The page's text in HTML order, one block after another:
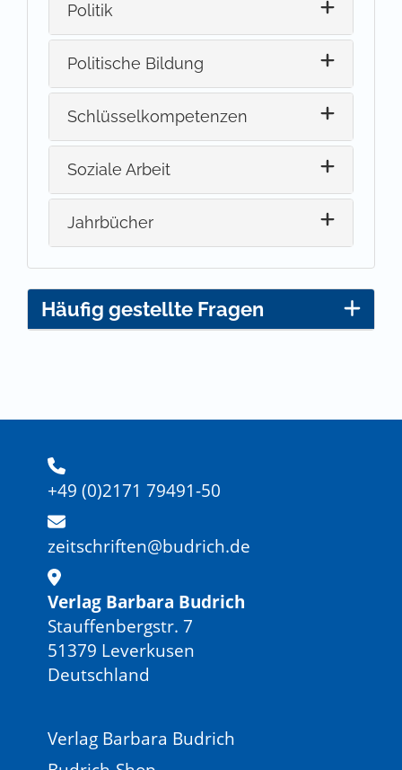
Politik
Politische Bildung
Schlüsselkompetenzen
Soziale Arbeit
Jahrbücher
Häufig gestellte Fragen
+49 (0)2171 79491-50
zeitschriften@budrich.de
Verlag Barbara Budrich
Stauffenbergstr. 7
51379 Leverkusen
Deutschland
Verlag Barbara Budrich